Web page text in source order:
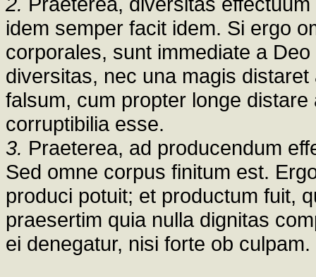
idem semper facit idem. Si ergo
corporales, sunt immediate a
diversitas, nec una magis
falsum, cum propter longe
corruptibilia esse.
3. Praeterea, ad producendum
Sed omne corpus finitum est.
produci potuit; et productum fuit,
praesertim quia nulla dignitas
ei denegatur, nisi forte ob culpam.